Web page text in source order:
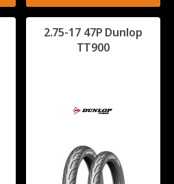
2.75-17 47P Dunlop
TT900